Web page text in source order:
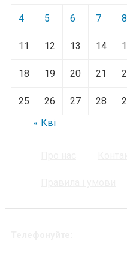
4 5 6 7 8
11 12 13 14
18 19 20 21
25 26 27 28
« Кві